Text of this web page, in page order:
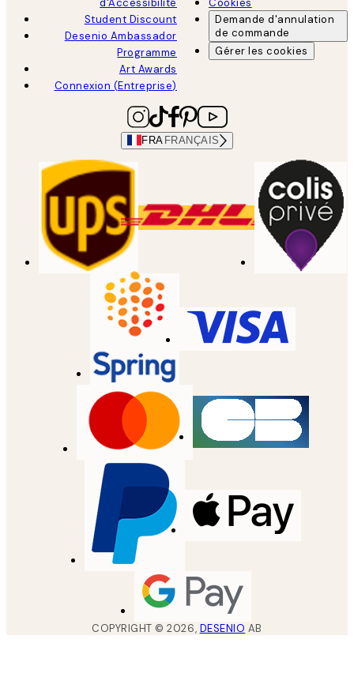
Student Discount
Desenio Ambassador
Programme
Art Awards
Connexion (Entreprise)
Demande d'annulation
de commande
Gérer les cookies
FRA FRANÇAIS
COPYRIGHT ©2026, DESENIO AB